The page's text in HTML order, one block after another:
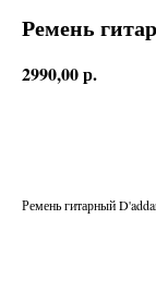
Ремень
2990,00р.
Ремень гитарный